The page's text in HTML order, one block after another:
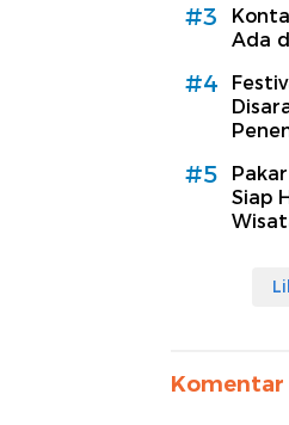
#3
Ada
#4
#5
Siap
Komentar